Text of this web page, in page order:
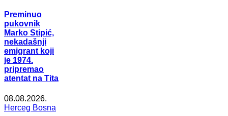
Preminuo
pukovnik
Marko Stipić,
nekadašnji
emigrant koji
je 1974.
pripremao
atentat na Tita
08.08.2026.
Herceg Bosna